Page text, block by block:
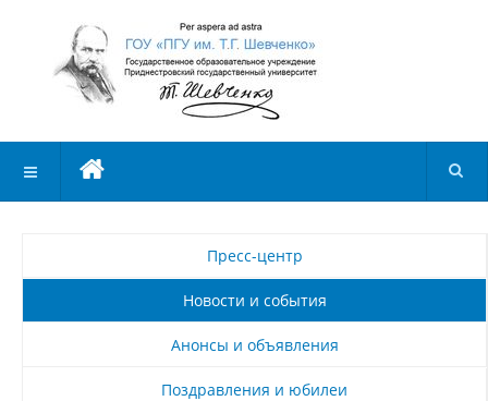
Пресс-центр
Новости и события
Анонсы и объявления
Поздравления и юбилеи